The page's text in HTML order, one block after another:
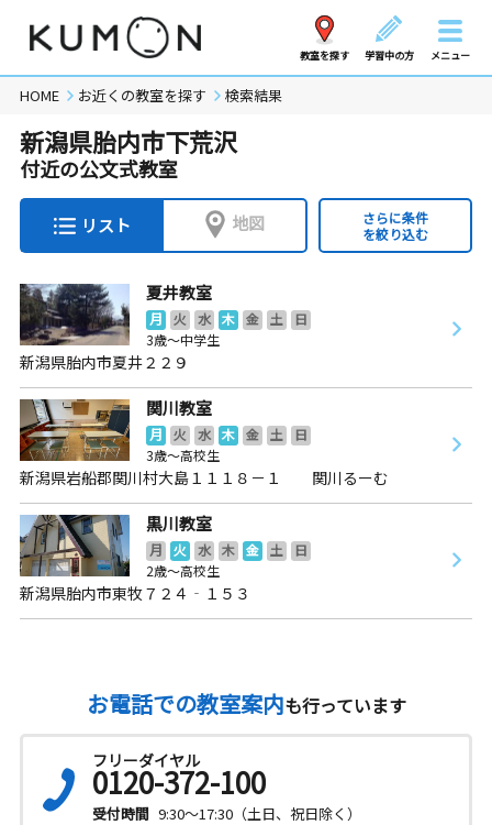
教室を探す 学習中の方 メニュー
HOME お近くの教室を探す 検索結果
新潟県胎内市下荒沢
付近の公文式教室
リスト 地図
さらに条件
を絞り込む
夏井教室
月 火 水 木 金 土
日
3歳～中学生
新潟県胎内市夏井２２９
関川教室
月 火 水 木 金 土
日
3歳～高校生
新潟県岩船郡関川村大島１１１８－１ 関川るーむ
黒川教室
月 火 水 木 金 土
日
2歳～高校生
新潟県胎内市東牧７２４‐１５３
お電話での教室案内も行っています
フリーダイヤル
0120-372-100
受付時間 9:30～17:30（土日、祝日除く）